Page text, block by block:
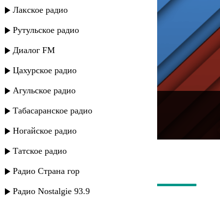
Лакское радио
Рутульское радио
Диалог FM
Цахурское радио
Агульское радио
Табасаранское радио
Ногайское радио
Татское радио
Радио Страна гор
Радио Nostalgie 93.9
---
Русское радио